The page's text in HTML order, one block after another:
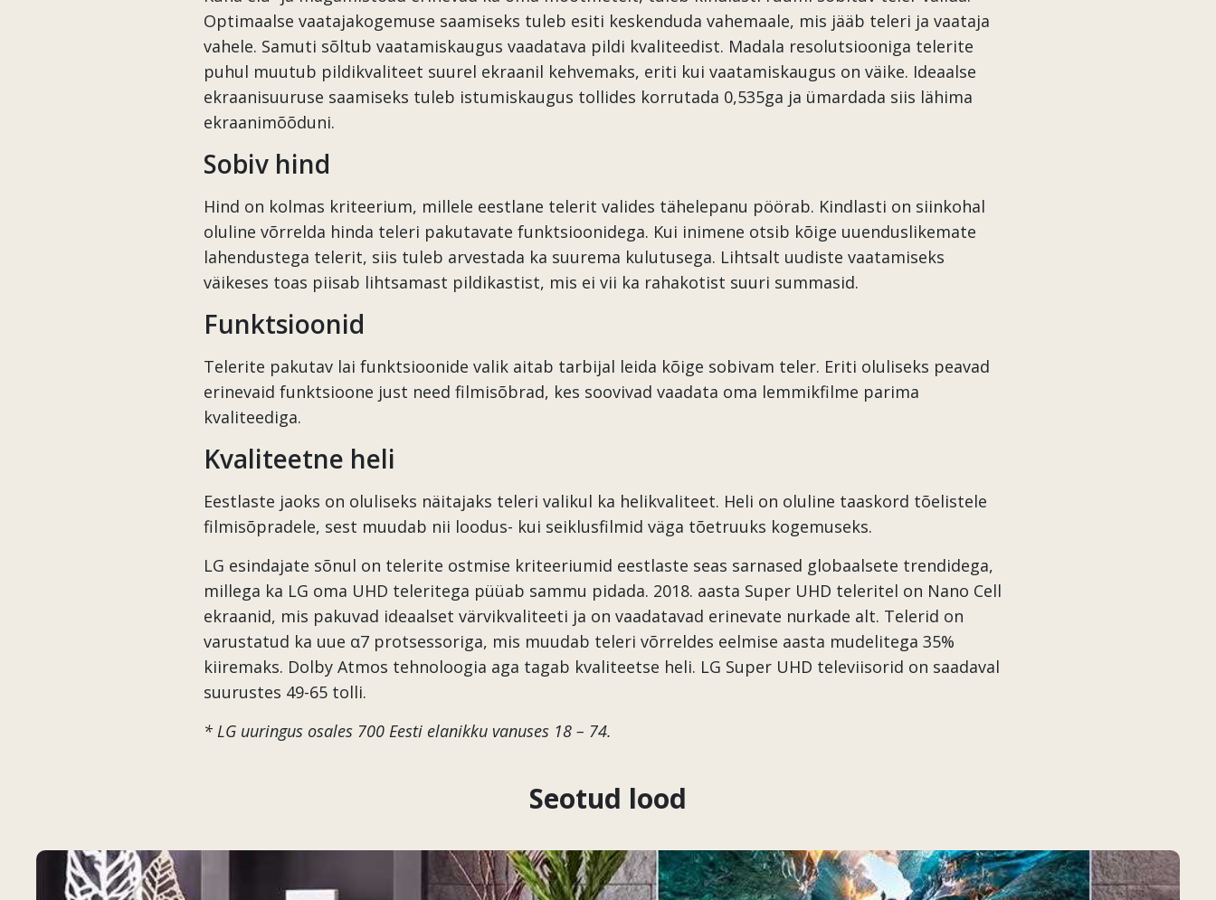
Optimaalse vaatajakogemuse saamiseks tuleb esiti keskenduda vahemaale, mis jääb teleri ja vaataja
vahele. Samuti sõltub vaatamiskaugus vaadatava pildi kvaliteedist. Madala resolutsiooniga telerite
puhul muutub pildikvaliteet suurel ekraanil kehvemaks, eriti kui vaatamiskaugus on väike. Ideaalse
ekraanisuuruse saamiseks tuleb istumiskaugus tollides korrutada 0,535ga ja ümardada siis lähima
ekraanimõõduni.
Sobiv hind
Hind on kolmas kriteerium, millele eestlane telerit valides tähelepanu pöörab. Kindlasti on siinkohal
oluline võrrelda hinda teleri pakutavate funktsioonidega. Kui inimene otsib kõige uuenduslikemate
lahendustega telerit, siis tuleb arvestada ka suurema kulutusega. Lihtsalt uudiste vaatamiseks
väikeses toas piisab lihtsamast pildikastist, mis ei vii ka rahakotist suuri summasid.
Funktsioonid
Telerite pakutav lai funktsioonide valik aitab tarbijal leida kõige sobivam teler. Eriti oluliseks peavad
erinevaid funktsioone just need filmisõbrad, kes soovivad vaadata oma lemmikfilme parima
kvaliteediga.
Kvaliteetne heli
Eestlaste jaoks on oluliseks näitajaks teleri valikul ka helikvaliteet. Heli on oluline taaskord tõelistele
filmisõpradele, sest muudab nii loodus- kui seiklusfilmid väga tõetruuks kogemuseks.
LG esindajate sõnul on telerite ostmise kriteeriumid eestlaste seas sarnased globaalsete trendidega,
millega ka LG oma UHD teleritega püüab sammu pidada. 2018. aasta Super UHD teleritel on Nano Cell
ekraanid, mis pakuvad ideaalset värvikvaliteeti ja on vaadatavad erinevate nurkade alt. Telerid on
varustatud ka uue α7 protsessoriga, mis muudab teleri võrreldes eelmise aasta mudelitega 35%
kiiremaks. Dolby Atmos tehnoloogia aga tagab kvaliteetse heli. LG Super UHD televiisorid on saadaval
suurustes 49-65 tolli.
* LG uuringus osales 700 Eesti elanikku vanuses 18 – 74.
Seotud lood